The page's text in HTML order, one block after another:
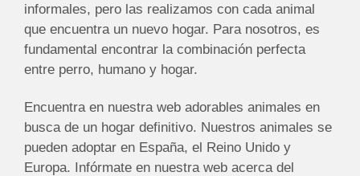
informales, pero las realizamos con cada animal
que encuentra un nuevo hogar. Para nosotros, es
fundamental encontrar la combinación perfecta
entre perro, humano y hogar.
Encuentra en nuestra web adorables animales en
busca de un hogar definitivo. Nuestros animales se
pueden adoptar en España, el Reino Unido y
Europa. Infórmate en nuestra web acerca del